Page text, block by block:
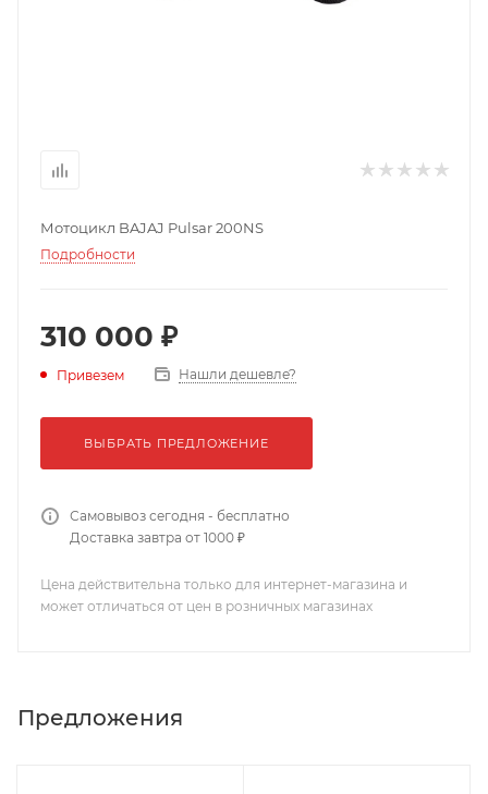
Мотоцикл BAJAJ Pulsar 200NS
Подробности
310 000 ₽
Привезем Нашли дешевле?
ВЫБРАТЬ ПРЕДЛОЖЕНИЕ
Самовывоз сегодня - бесплатно
Доставка завтра от 1000 ₽
Цена действительна только для интернет-магазина и
может отличаться от цен в розничных магазинах
Предложения